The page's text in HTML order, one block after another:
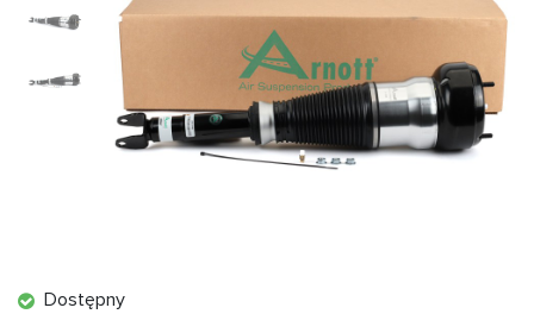
Dostępny